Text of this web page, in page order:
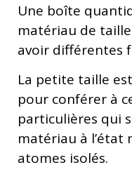
Une boîte
matériau de
avoir différentes
La petite taille
pour conférer à
particulières qui
matériau à l’état
atomes isolés.